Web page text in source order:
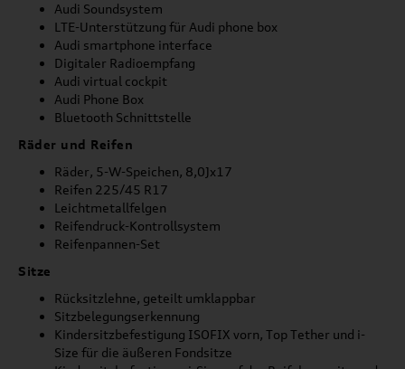
Audi Soundsystem
LTE-Unterstützung für Audi phone box
Audi smartphone interface
Digitaler Radioempfang
Audi virtual cockpit
Audi Phone Box
Bluetooth Schnittstelle
Räder und Reifen
Räder, 5-W-Speichen, 8,0Jx17
Reifen 225/45 R17
Leichtmetallfelgen
Reifendruck-Kontrollsystem
Reifenpannen-Set
Sitze
Rücksitzlehne, geteilt umklappbar
Sitzbelegungserkennung
Kindersitzbefestigung ISOFIX vorn, Top Tether und i-
Size für die äußeren Fondsitze